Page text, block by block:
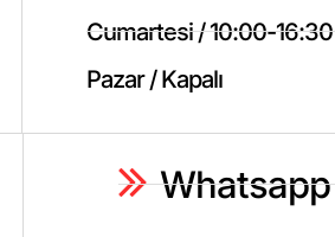
Cumartesi / 10:00-16:30
Pazar / Kapalı
Whatsapp